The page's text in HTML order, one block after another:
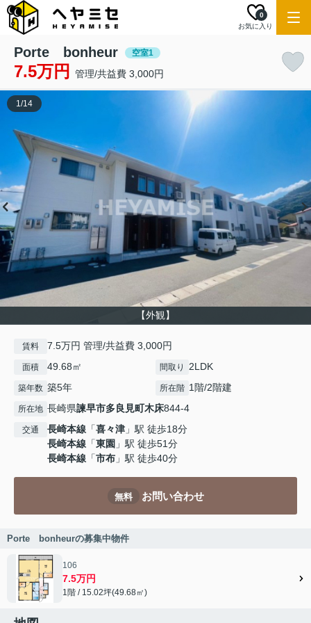
お気に入り
0
Porte bonheur 空室1
7.5万円 管理/共益費 3,000円
【外観】
1/14
賃料 7.5万円 管理/共益費 3,000円
面積 49.68㎡ 間取り 2LDK
築年数 築5年 所在階 1階/2階建
所在地 長崎県諫早市多良見町木床844-4
交通 長崎本線 「喜々津 」駅 徒歩18分
長崎本線 「東園 」駅 徒歩51分
長崎本線 「市布 」駅 徒歩40分
無料 お問い合わせ
Porte bonheurの募集中物件
106
7.5万円
1階 / 15.02坪(49.68㎡)